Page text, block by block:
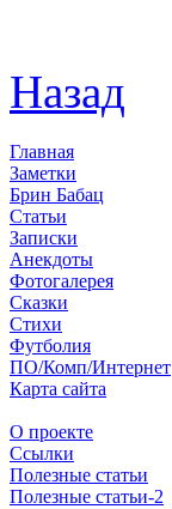
Назад
Главная
Заметки
Брин Бабац
Статьи
Записки
Анекдоты
Фотогалерея
Сказки
Стихи
Футболия
ПО/Комп/Интернет
Карта сайта
О проекте
Ссылки
Полезные статьи
Полезные статьи-2